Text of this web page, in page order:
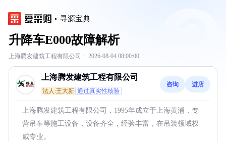
寻源宝典
升降车E000故障解析
上海腾发建筑工程有限公司 · 2026-08-04 08:00:00
上海腾发建筑工程有限公司
法人:王大新 通过真实性核验
咨询 进店
上海腾发建筑工程有限公司，1995年成立于上海黄浦，专
营吊车等施工设备，设备齐全，经验丰富，在吊装领域权
威专业。